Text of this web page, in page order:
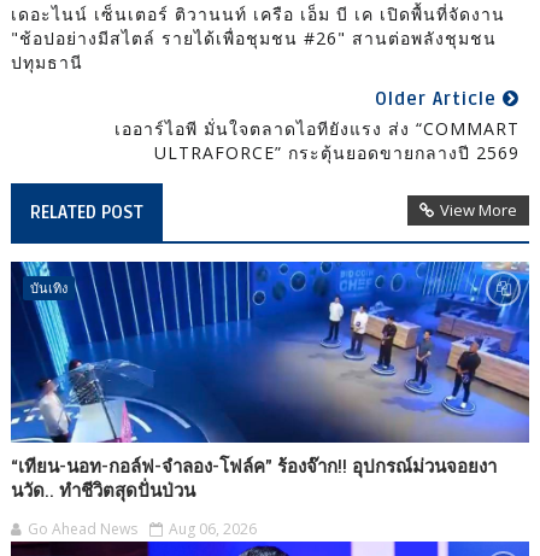
เดอะไนน์ เซ็นเตอร์ ติวานนท์ เครือ เอ็ม บี เค เปิดพื้นที่จัดงาน
"ช้อปอย่างมีสไตล์ รายได้เพื่อชุมชน #26" สานต่อพลังชุมชน
ปทุมธานี
Older Article
เออาร์ไอพี มั่นใจตลาดไอทียังแรง ส่ง “COMMART
ULTRAFORCE” กระตุ้นยอดขายกลางปี 2569
RELATED POST View More
บันเทิง
“เทียน-นอท-กอล์ฟ-จำลอง-โฟล์ค” ร้องจ๊าก!! อุปกรณ์ม่วนจอยงา
นวัด.. ทำชีวิตสุดปั่นป่วน
Go Ahead News Aug 06, 2026